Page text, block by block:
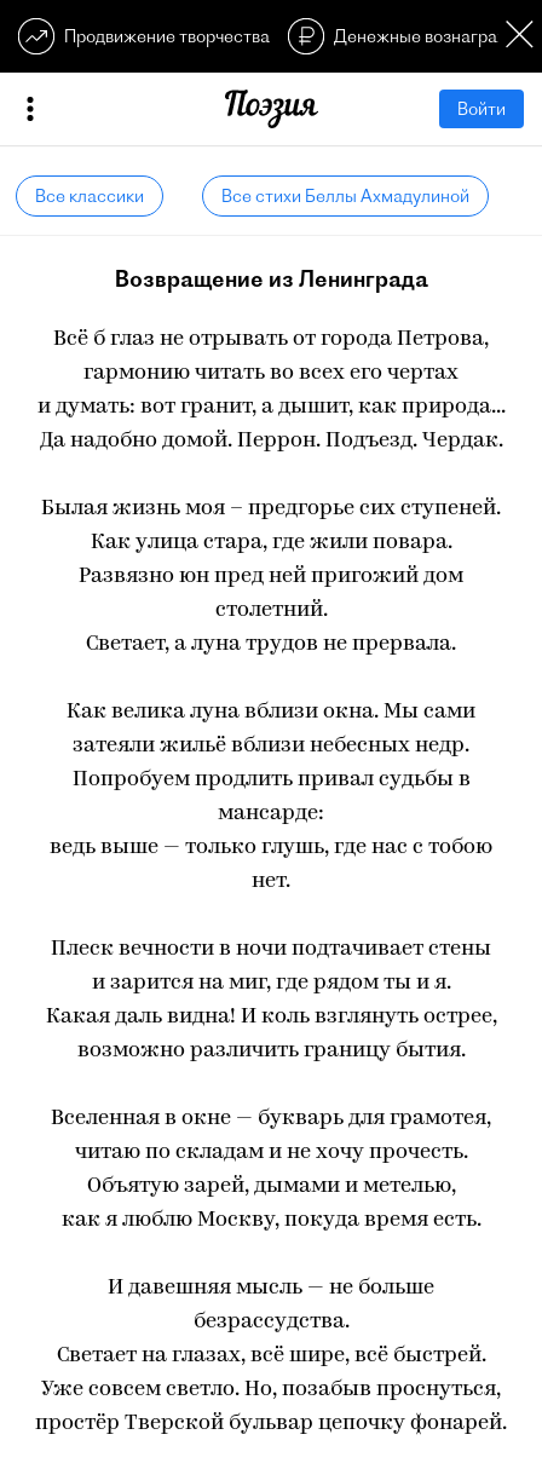
Продвижение творчества Денежные
Войти
Все классики Все стихи Беллы Ахмадулиной
Возвращение из Ленинграда
Всё б глаз не отрывать от города Петрова,
гармонию читать во всех его чертах
и думать: вот гранит, а дышит, как природа...
Да надобно домой. Перрон. Подъезд. Чердак.
Былая жизнь моя – предгорье сих ступеней.
Как улица стара, где жили повара.
Развязно юн пред ней пригожий дом
столетний.
Светает, а луна трудов не прервала.
Как велика луна вблизи окна. Мы сами
затеяли жильё вблизи небесных недр.
Попробуем продлить привал судьбы в
мансарде:
ведь выше — только глушь, где нас с тобою
нет.
Плеск вечности в ночи подтачивает стены
и зарится на миг, где рядом ты и я.
Какая даль видна! И коль взглянуть острее,
возможно различить границу бытия.
Вселенная в окне — букварь для грамотея,
читаю по складам и не хочу прочесть.
Объятую зарей, дымами и метелью,
как я люблю Москву, покуда время есть.
И давешняя мысль — не больше
безрассудства.
Светает на глазах, всё шире, всё быстрей.
Уже совсем светло. Но, позабыв проснуться,
простёр Тверской бульвар цепочку фонарей.